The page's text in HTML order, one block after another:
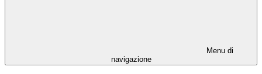
Menu di
navigazione